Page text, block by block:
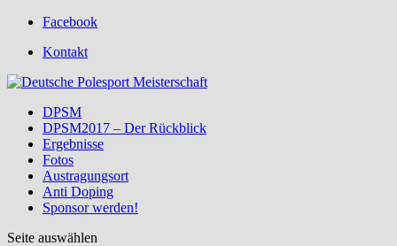
Facebook
Kontakt
DPSM
DPSM2017 – Der Rückblick
Ergebnisse
Fotos
Austragungsort
Anti Doping
Sponsor werden!
Seite auswählen